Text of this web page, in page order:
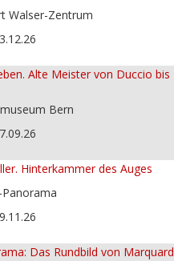
Walser-Zentrum
Alte Meister von Duccio bis
Bern
Hinterkammer des Auges
Das Rundbild von Marquard